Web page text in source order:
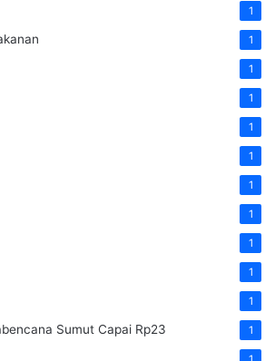
1
1
1
1
1
1
1
1
1
1
1
Sumut Capai Rp23 1